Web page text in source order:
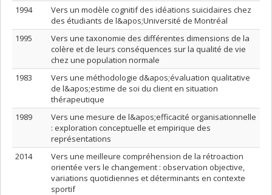
1994
Vers un modèle cognitif des idéations suicidaires chez
des étudiants de l&apos;Université de Montréal
1995
Vers une taxonomie des différentes dimensions de la
colère et de leurs conséquences sur la qualité de vie
chez une population normale
1983
Vers une méthodologie d&apos;évaluation qualitative
de l&apos;estime de soi du client en situation
thérapeutique
1989
Vers une mesure de l&apos;efficacité organisationnelle
: exploration conceptuelle et empirique des
représentations
2014
Vers une meilleure compréhension de la rétroaction
orientée vers le changement : observation objective,
variations quotidiennes et déterminants en contexte
sportif